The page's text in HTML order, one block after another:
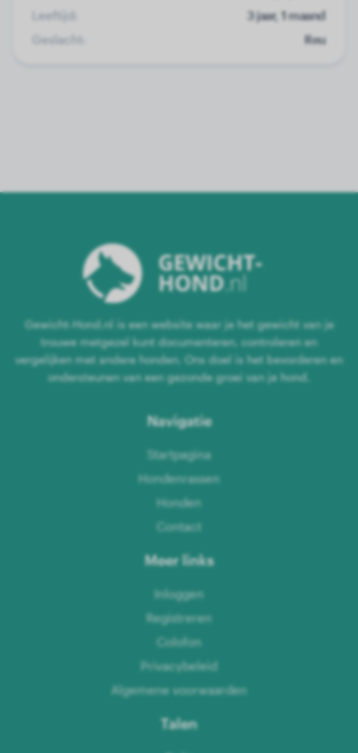
Leeftijd:
3 jaar, 1 maand
Geslacht:
Reu
Gewicht-Hond.nl is een website waar je het gewicht van je
trouwe metgezel kunt documenteren, controleren en
vergelijken met andere honden. Ons doel is het bevorderen en
ondersteunen van een gezonde groei van je hond.
Navigatie
Startpagina
Hondenrassen
Honden
Contact
Meer links
Inloggen
Registreren
Colofon
Privacybeleid
Algemene voorwaarden
Talen